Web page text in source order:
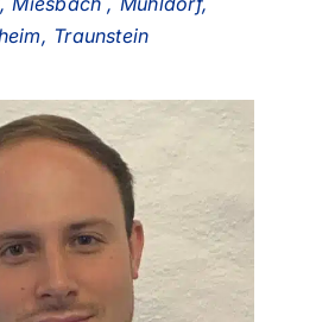
Traunstein